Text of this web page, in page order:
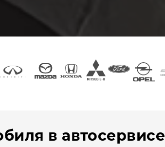
в автосервисе